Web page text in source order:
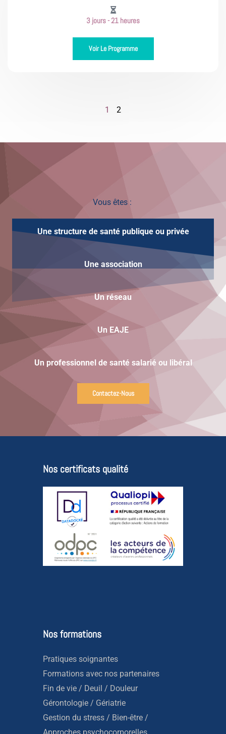
3 jours - 21 heures
Voir Le Programme
1 2
Vous êtes :
Une structure de santé publique ou privée
Une association
Un réseau
Un EAJE
Un professionnel de santé salarié ou libéral
Contactez-Nous
Nos certificats qualité
Nos formations
Pratiques soignantes
Formations avec nos partenaires
Fin de vie / Deuil / Douleur
Gérontologie / Gériatrie
Gestion du stress / Bien-être /